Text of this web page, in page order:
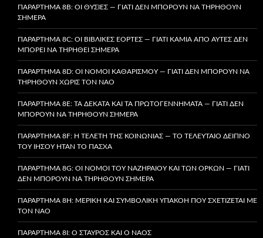
ΠΑΡΆΡΤΗΜΑ 8B: ΟΙ ΘΥΣΊΕΣ — ΓΙΑΤΊ ΔΕΝ ΜΠΟΡΟΎΝ ΝΑ ΤΗΡΗΘΟΎΝ
ΣΉΜΕΡΑ
ΠΑΡΆΡΤΗΜΑ 8C: ΟΙ ΒΙΒΛΙΚΈΣ ΕΟΡΤΈΣ — ΓΙΑΤΊ ΚΑΜΊΑ ΑΠΌ ΑΥΤΈΣ ΔΕΝ
ΜΠΟΡΕΊ ΝΑ ΤΗΡΗΘΕΊ ΣΉΜΕΡΑ
ΠΑΡΆΡΤΗΜΑ 8D: ΟΙ ΝΌΜΟΙ ΚΑΘΑΡΙΣΜΟΎ — ΓΙΑΤΊ ΔΕΝ ΜΠΟΡΟΎΝ ΝΑ
ΤΗΡΗΘΟΎΝ ΧΩΡΊΣ ΤΟΝ ΝΑΌ
ΠΑΡΆΡΤΗΜΑ 8E: ΤΑ ΔΈΚΑΤΑ ΚΑΙ ΤΑ ΠΡΩΤΟΓΕΝΝΉΜΑΤΑ — ΓΙΑΤΊ ΔΕΝ
ΜΠΟΡΟΎΝ ΝΑ ΤΗΡΗΘΟΎΝ ΣΉΜΕΡΑ
ΠΑΡΆΡΤΗΜΑ 8F: Η ΤΕΛΕΤΉ ΤΗΣ ΚΟΙΝΩΝΊΑΣ — ΤΟ ΤΕΛΕΥΤΑΊΟ ΔΕΊΠΝΟ
ΤΟΥ ΙΗΣΟΎ ΉΤΑΝ ΤΟ ΠΆΣΧΑ
ΠΑΡΆΡΤΗΜΑ 8G: ΟΙ ΝΌΜΟΙ ΤΟΥ ΝΑΖΗΡΑΊΟΥ ΚΑΙ ΤΩΝ ΌΡΚΩΝ — ΓΙΑΤΊ
ΔΕΝ ΜΠΟΡΟΎΝ ΝΑ ΤΗΡΗΘΟΎΝ ΣΉΜΕΡΑ
ΠΑΡΆΡΤΗΜΑ 8H: ΜΕΡΙΚΉ ΚΑΙ ΣΥΜΒΟΛΙΚΉ ΥΠΑΚΟΉ ΠΟΥ ΣΧΕΤΊΖΕΤΑΙ ΜΕ
ΤΟΝ ΝΑΌ
ΠΑΡΆΡΤΗΜΑ 8I: Ο ΣΤΑΥΡΌΣ ΚΑΙ Ο ΝΑΌΣ